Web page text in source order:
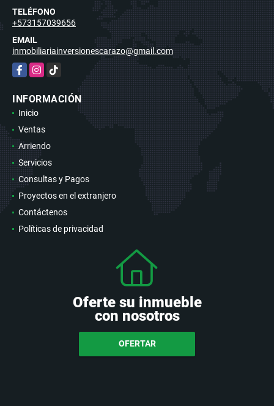
TELÉFONO
+573157039656
EMAIL
inmobiliariainversionescarazo@gmail.com
FacebookInstagram
TikTok
INFORMACIÓN
Inicio
Ventas
Arriendo
Servicios
Consultas y Pagos
Proyectos en el extranjero
Contáctenos
Políticas de privacidad
Oferte su inmueble
con nosotros
OFERTAR